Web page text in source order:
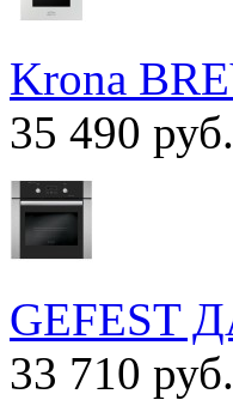
Krona
35 490 руб.
GEFEST
33 710 руб.